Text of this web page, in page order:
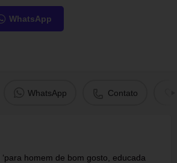
WhatsApp
WhatsApp Contato
homem de bom gosto, educada